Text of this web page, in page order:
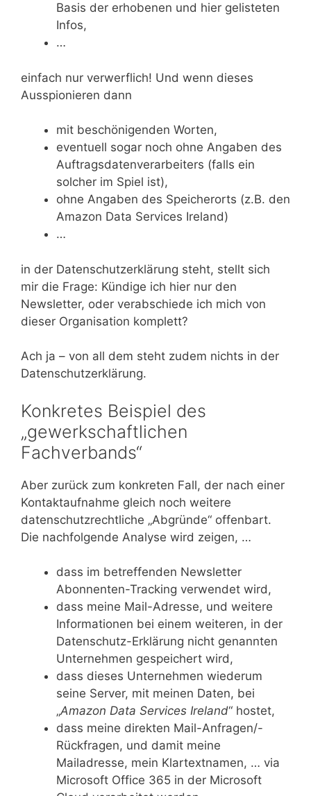
Basis der erhobenen und hier gelisteten
Infos,
…
einfach nur verwerflich! Und wenn dieses
Ausspionieren dann
mit beschönigenden Worten,
eventuell sogar noch ohne Angaben des
Auftragsdatenverarbeiters (falls ein
solcher im Spiel ist),
ohne Angaben des Speicherorts (z.B. den
Amazon Data Services Ireland)
…
in der Datenschutzerklärung steht, stellt sich
mir die Frage: Kündige ich hier nur den
Newsletter, oder verabschiede ich mich von
dieser Organisation komplett?
Ach ja – von all dem steht zudem nichts in der
Datenschutzerklärung.
Konkretes Beispiel des
„gewerkschaftlichen
Fachverbands“
Aber zurück zum konkreten Fall, der nach einer
Kontaktaufnahme gleich noch weitere
datenschutzrechtliche „Abgründe“ offenbart.
Die nachfolgende Analyse wird zeigen, …
dass im betreffenden Newsletter
Abonnenten-Tracking verwendet wird,
dass meine Mail-Adresse, und weitere
Informationen bei einem weiteren, in der
Datenschutz-Erklärung nicht genannten
Unternehmen gespeichert wird,
dass dieses Unternehmen wiederum
seine Server, mit meinen Daten, bei
„Amazon Data Services Ireland“ hostet,
dass meine direkten Mail-Anfragen/-
Rückfragen, und damit meine
Mailadresse, mein Klartextnamen, … via
Microsoft Office 365 in der Microsoft